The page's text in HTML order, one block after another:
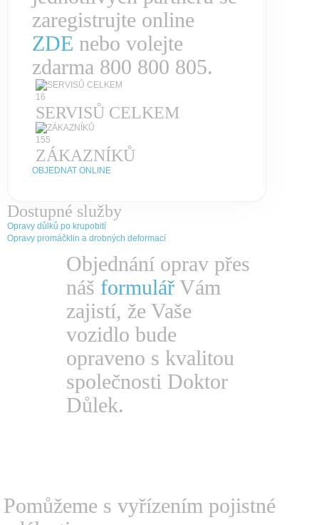
zaregistrujte online
ZDE nebo volejte
zdarma 800 800 805.
16
SERVISŮ CELKEM
155
ZÁKAZNÍKŮ
OBJEDNAT ONLINE
Dostupné služby
Opravy důlků po krupobití
Opravy promáčklin a drobných deformací
Objednání oprav přes
náš formulářVám
zajistí, že Vaše
vozidlo bude
opraveno s kvalitou
společnosti Doktor
Důlek.
Pomůžeme s vyřízením pojistné